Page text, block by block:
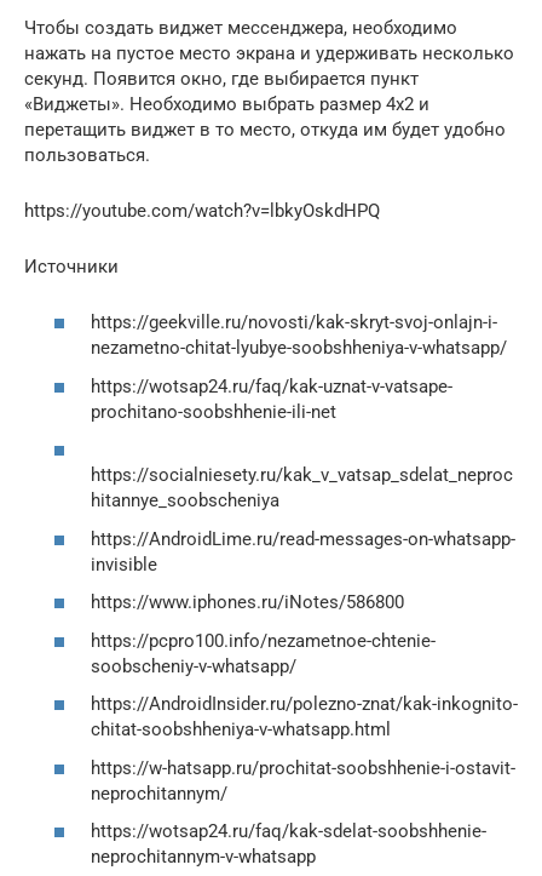
Чтобы создать виджет мессенджера, необходимо
нажать на пустое место экрана и удерживать несколько
секунд. Появится окно, где выбирается пункт
«Виджеты». Необходимо выбрать размер 4х2 и
перетащить виджет в то место, откуда им будет удобно
пользоваться.
https://youtube.com/watch?v=lbkyOskdHPQ
Источники
https://geekville.ru/novosti/kak-skryt-svoj-onlajn-i-
nezametno-chitat-lyubye-soobshheniya-v-whatsapp/
https://wotsap24.ru/faq/kak-uznat-v-vatsape-
prochitano-soobshhenie-ili-net
https://socialniesety.ru/kak_v_vatsap_sdelat_neproc
hitannye_soobscheniya
https://AndroidLime.ru/read-messages-on-whatsapp-
invisible
https://www.iphones.ru/iNotes/586800
https://pcpro100.info/nezametnoe-chtenie-
soobscheniy-v-whatsapp/
https://AndroidInsider.ru/polezno-znat/kak-inkognito-
chitat-soobshheniya-v-whatsapp.html
https://w-hatsapp.ru/prochitat-soobshhenie-i-ostavit-
neprochitannym/
https://wotsap24.ru/faq/kak-sdelat-soobshhenie-
neprochitannym-v-whatsapp